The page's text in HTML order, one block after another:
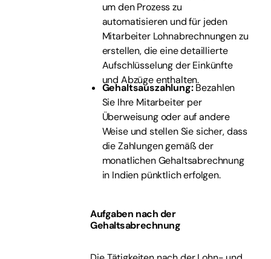
um den Prozess zu
automatisieren und für jeden
Mitarbeiter Lohnabrechnungen zu
erstellen, die eine detaillierte
Aufschlüsselung der Einkünfte
und Abzüge enthalten.
Gehaltsauszahlung:Bezahlen
Sie Ihre Mitarbeiter per
Überweisung oder auf andere
Weise und stellen Sie sicher, dass
die Zahlungen gemäß der
monatlichen Gehaltsabrechnung
in Indien pünktlich erfolgen.
Aufgaben nach der
Gehaltsabrechnung